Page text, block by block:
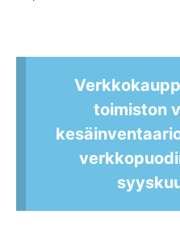
toimiston